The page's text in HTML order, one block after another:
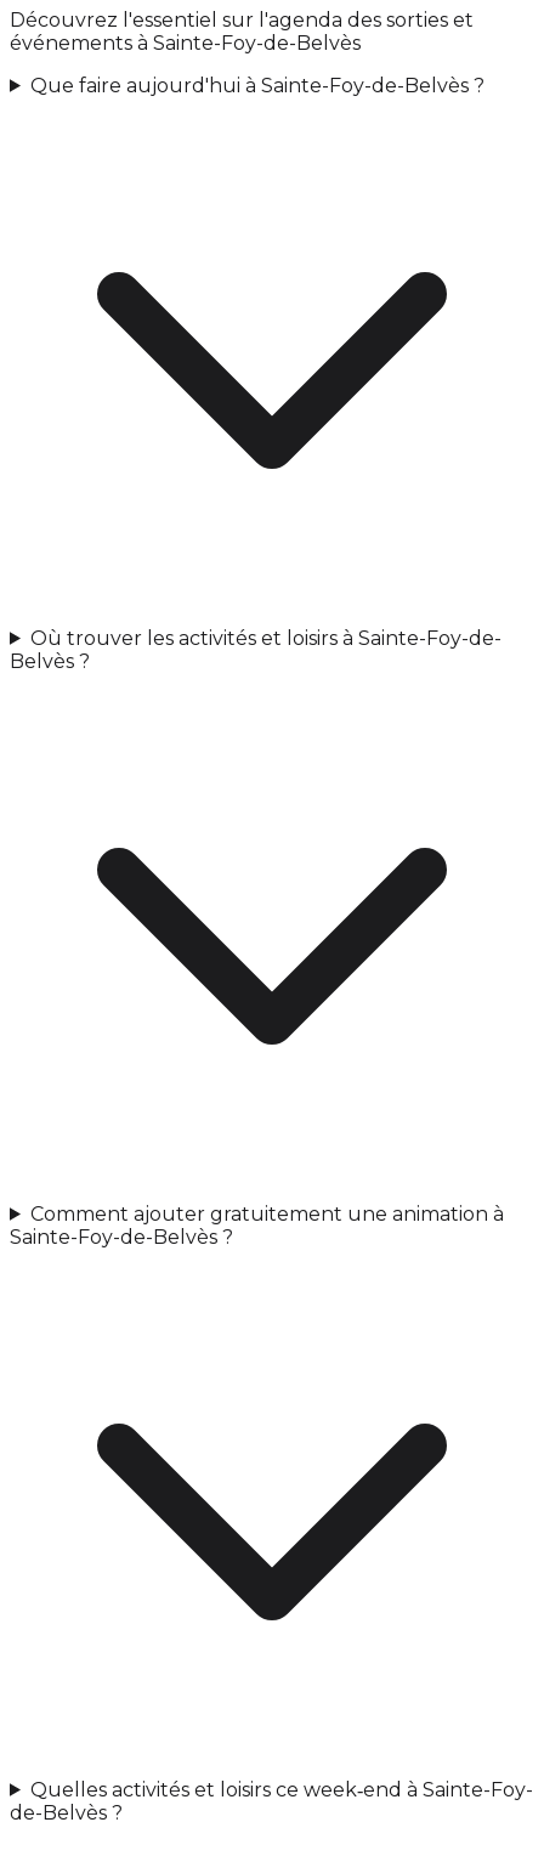
Découvrez l'essentiel sur l'agenda des sorties et
événements à Sainte-Foy-de-Belvès
Que faire aujourd'hui à Sainte-Foy-de-Belvès ?
Où trouver les activités et loisirs à Sainte-Foy-de-
Belvès ?
Comment ajouter gratuitement une animation à
Sainte-Foy-de-Belvès ?
Quelles activités et loisirs ce week‑end à Sainte-Foy-
de-Belvès ?